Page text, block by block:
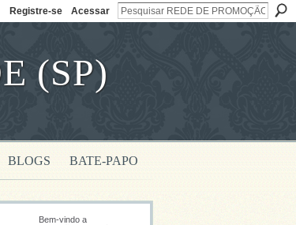
Registre-se Acessar
(SP)
BLOGS BATE-PAPO
Bem-vindo a